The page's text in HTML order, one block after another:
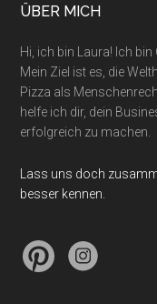
Footer
ÜBER MICH
Hi, ich bin Laura! Ich
Mein Ziel ist es, die
Pizza als
helfe ich dir, dein
erfolgreich zu machen.
Lass uns doch
besser kennen.